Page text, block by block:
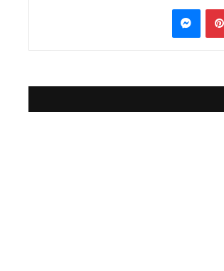
بينتيريست